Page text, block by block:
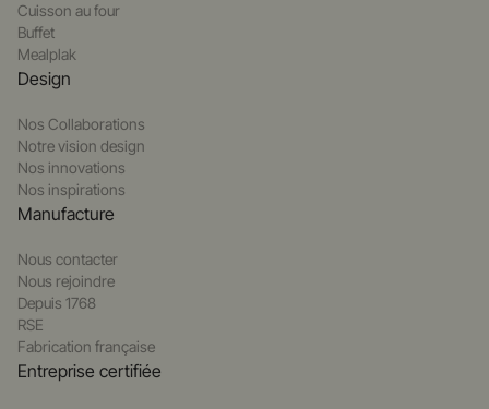
Cuisson au four
Buffet
Mealplak
Design
Nos Collaborations
Notre vision design
Nos innovations
Nos inspirations
Manufacture
Nous contacter
Nous rejoindre
Depuis 1768
RSE
Fabrication française
Entreprise certifiée